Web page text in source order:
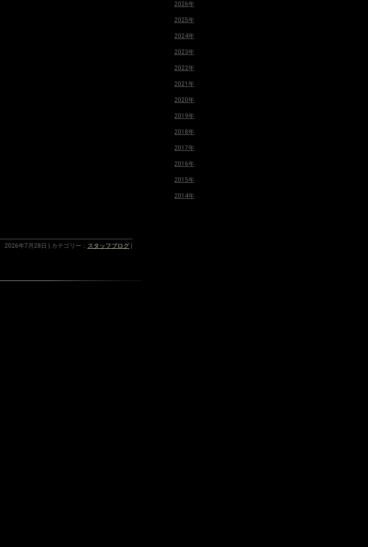
2026年7月28日 | カテゴリー： スタッフブログ
2026年
2025年
2024年
2023年
2022年
2021年
2020年
2019年
2018年
2017年
2016年
2015年
2014年